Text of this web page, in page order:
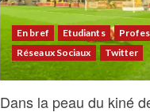
En bref Etudiants
Réseaux Sociaux
Twitter
Dans la peau du kiné